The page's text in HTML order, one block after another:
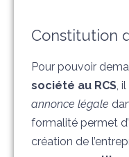
Constitution
Pour pouvoir
société au RCS,
annonce légale
formalité permet
création de